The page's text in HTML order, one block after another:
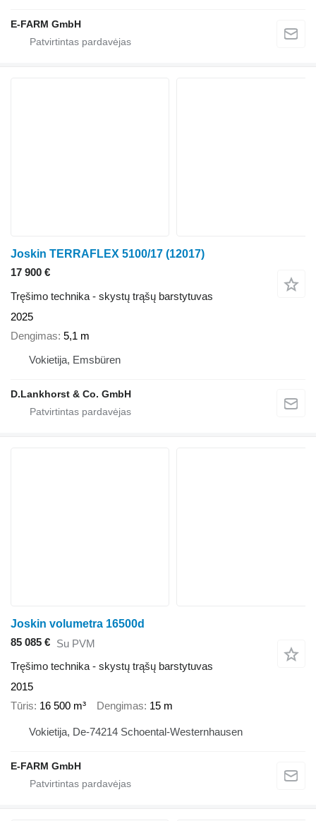
E-FARM GmbH
Joskin TERRAFLEX 5100/17 (12017)
17 900 €
Tręšimo technika - skystų trąšų barstytuvas
2025
Dengimas 5,1 m
Vokietija, Emsbüren
D.Lankhorst & Co. GmbH
Joskin volumetra 16500d
85 085 € Su PVM
Tręšimo technika - skystų trąšų barstytuvas
2015
Tūris 16 500 m³ Dengimas 15 m
Vokietija, De-74214 Schoental-Westernhausen
E-FARM GmbH